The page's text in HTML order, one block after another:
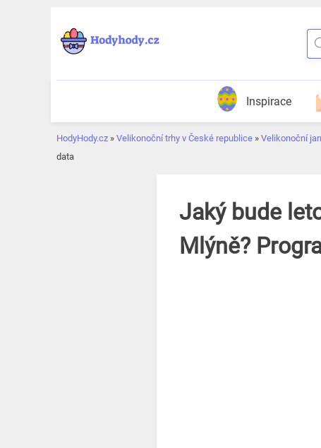
Inspirace
HodyHody.cz » Velikonoční trhy v České republice » Velikonoční
data
Jaký bude
Mlýně?